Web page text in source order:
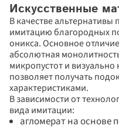
Искусственные
В качестве
имитацию благородных
оникса. Основное
абсолютная
микропустот и
позволяет получать
характеристиками.
В зависимости от
вида имитации:
агломерат на